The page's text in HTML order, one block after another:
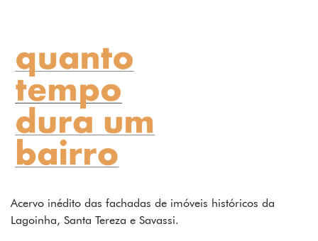
FOTOS
TEXTOS
Acervo inédito das fachadas de imóveis históricos da
Lagoinha, Santa Tereza e Savassi.